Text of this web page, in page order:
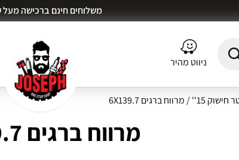
משלוחים חינם ברכישה מעל 499₪
ניווט מהיר
חישוק 15'' / מרווח ברגים 6X139.7
מרווח ברגים 6X139.7